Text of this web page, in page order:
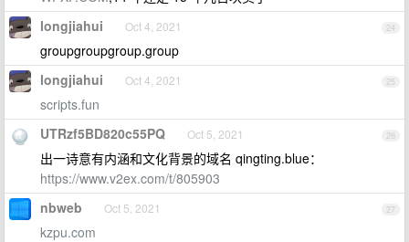
24
longjiahui Oct 4, 2021
groupgroupgroup.group
25
longjiahui Oct 4, 2021
scripts.fun
26
UTRzf5BD820c55PQ Oct 5, 2021
出一诗意有内涵和文化背景的域名 qingting.blue：
https://www.v2ex.com/t/805903
27
nbweb Oct 5, 2021
kzpu.com